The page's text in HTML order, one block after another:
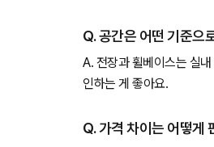
Q. 공간은 어떤 기준으
A. 전장과 휠베이스는 실
인하는 게 좋아요.
Q. 가격 차이는 어떻게